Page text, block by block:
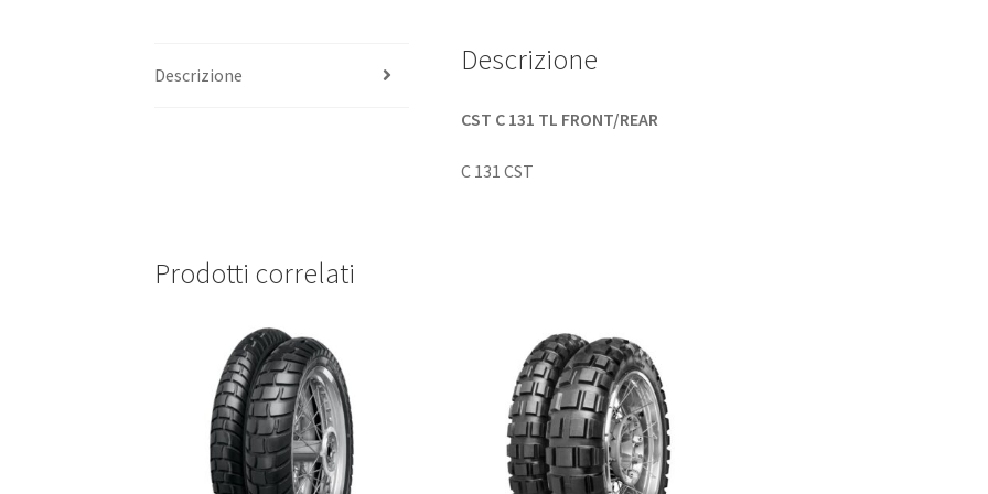
Descrizione Descrizione
CST C 131 TL FRONT/REAR
C 131 CST
Prodotti correlati